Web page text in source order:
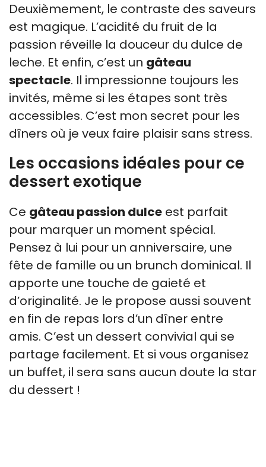
Deuxièmement, le contraste des saveurs
est magique. L’acidité du fruit de la
passion réveille la douceur du dulce de
leche. Et enfin, c’est un gâteau
spectacle. Il impressionne toujours les
invités, même si les étapes sont très
accessibles. C’est mon secret pour les
dîners où je veux faire plaisir sans stress.
Les occasions idéales pour ce
dessert exotique
Ce gâteau passion dulce est parfait
pour marquer un moment spécial.
Pensez à lui pour un anniversaire, une
fête de famille ou un brunch dominical. Il
apporte une touche de gaieté et
d’originalité. Je le propose aussi souvent
en fin de repas lors d’un dîner entre
amis. C’est un dessert convivial qui se
partage facilement. Et si vous organisez
un buffet, il sera sans aucun doute la star
du dessert !